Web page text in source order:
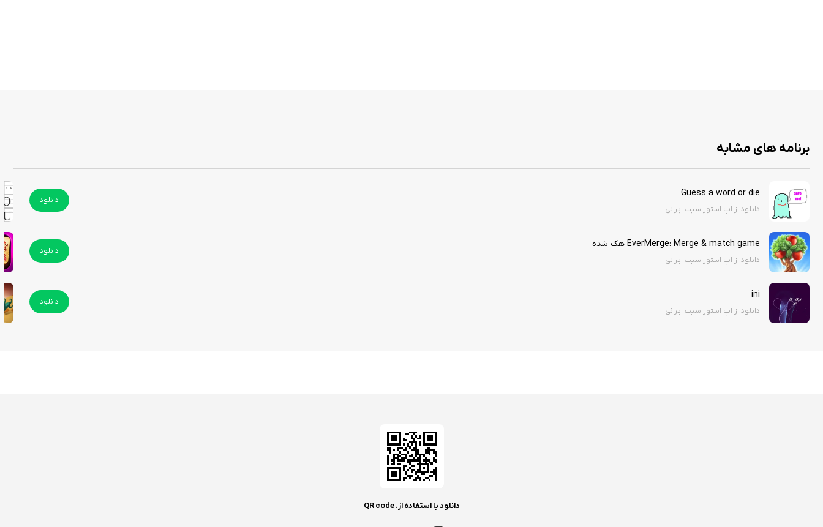
برنامه های مشابه
Guess a word or die
دانلود از اپ استور سیب ایرانی
دانلود
EverMerge: Merge & match game هک شده
دانلود از اپ استور سیب ایرانی
دانلود
ini
دانلود از اپ استور سیب ایرانی
دانلود
دانلود با استفاده از. QR code